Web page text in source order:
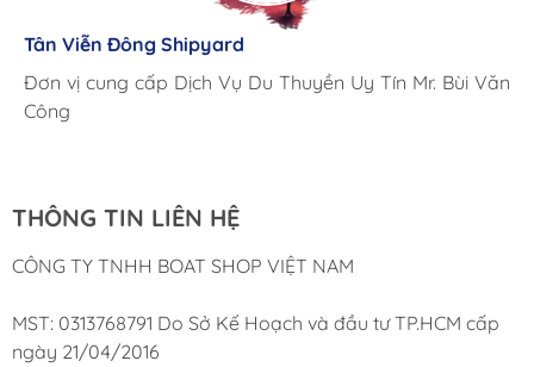
Tân Viễn Đông Shipyard
Đơn vị cung cấp Dịch Vụ Du Thuyền Uy Tín Mr. Bùi Văn
Công
Cung ứng sản phẩm nhanh chóng chuyên nghiệp
Chúng tôi có thể mua những sản phẩm tốt ngay tại Việt
Giá cả hợp lý, giao hàng nhanh chóng
THÔNG TIN LIÊN HỆ
CÔNG TY TNHH BOAT SHOP VIỆT NAM
MST: 0313768791 Do Sở Kế Hoạch và đầu tư TP.HCM cấp
ngày 21/04/2016